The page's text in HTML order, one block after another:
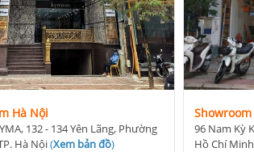
thu
cao cấp, lớn hơn nhiều micro USB thông thường.
Hà Nội
132 - 134 Yên Lãng, Phường
Hà Nội(Xem bản đồ)
96 Nam Kỳ
Hồ Chí